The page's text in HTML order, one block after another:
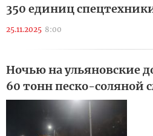
350 единиц
25.11.2025 8:00
Ночью на ульяновские
60 тонн песко-соляной